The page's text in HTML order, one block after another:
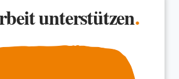
unterstützen.